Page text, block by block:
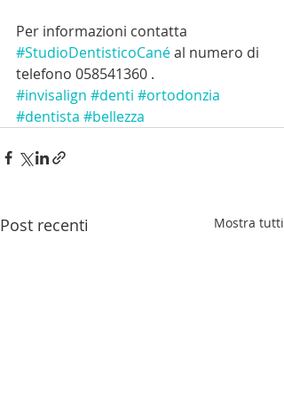
Per informazioni contatta
#StudioDentisticoCané al numero di
telefono 058541360 .
#invisalign #denti #ortodonzia
#dentista #bellezza
Post recenti Mostra tutti